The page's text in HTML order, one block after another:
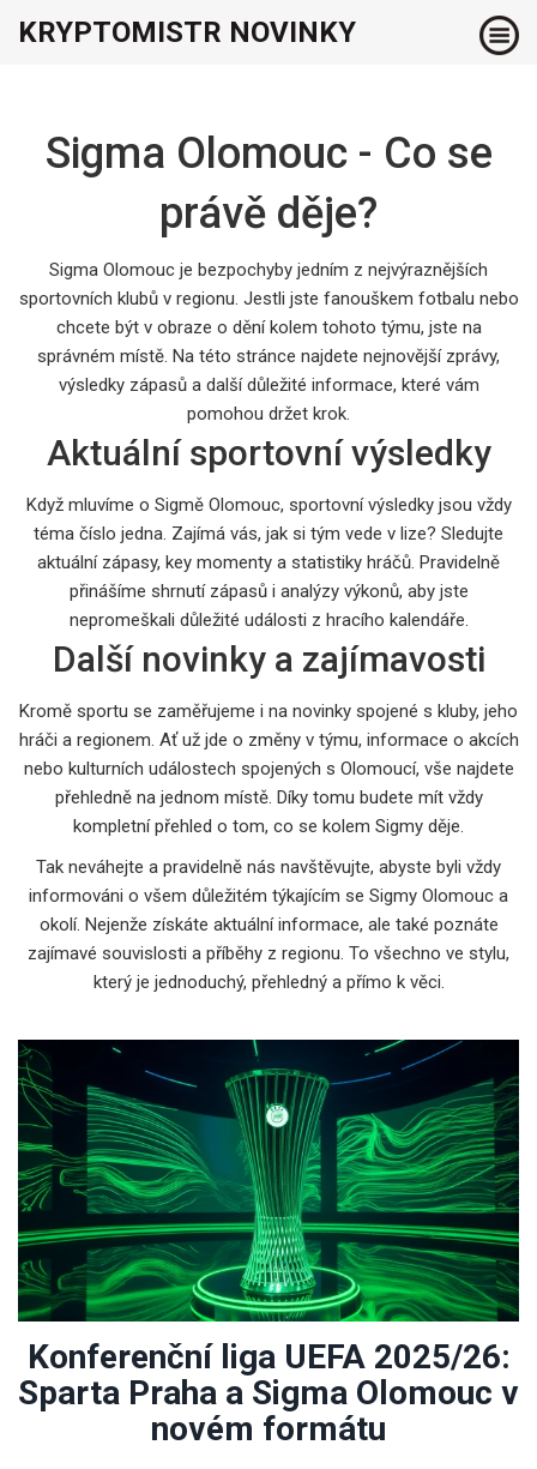
KRYPTOMISTR NOVINKY
Sigma Olomouc - Co se
právě děje?
Sigma Olomouc je bezpochyby jedním z nejvýraznějších
sportovních klubů v regionu. Jestli jste fanouškem fotbalu nebo
chcete být v obraze o dění kolem tohoto týmu, jste na
správném místě. Na této stránce najdete nejnovější zprávy,
výsledky zápasů a další důležité informace, které vám
pomohou držet krok.
Aktuální sportovní výsledky
Když mluvíme o Sigmě Olomouc, sportovní výsledky jsou vždy
téma číslo jedna. Zajímá vás, jak si tým vede v lize? Sledujte
aktuální zápasy, key momenty a statistiky hráčů. Pravidelně
přinášíme shrnutí zápasů i analýzy výkonů, aby jste
nepromeškali důležité události z hracího kalendáře.
Další novinky a zajímavosti
Kromě sportu se zaměřujeme i na novinky spojené s kluby, jeho
hráči a regionem. Ať už jde o změny v týmu, informace o akcích
nebo kulturních událostech spojených s Olomoucí, vše najdete
přehledně na jednom místě. Díky tomu budete mít vždy
kompletní přehled o tom, co se kolem Sigmy děje.
Tak neváhejte a pravidelně nás navštěvujte, abyste byli vždy
informováni o všem důležitém týkajícím se Sigmy Olomouc a
okolí. Nejenže získáte aktuální informace, ale také poznáte
zajímavé souvislosti a příběhy z regionu. To všechno ve stylu,
který je jednoduchý, přehledný a přímo k věci.
Konferenční liga UEFA 2025/26:
Sparta Praha a Sigma Olomouc v
novém formátu